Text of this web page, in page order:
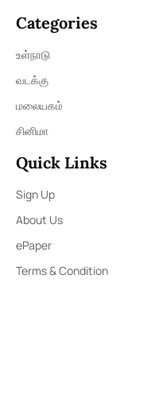
Categories
உள்நாடு
வடக்கு
மலையகம்
சினிமா
Quick Links
Sign Up
About Us
ePaper
Terms & Condition